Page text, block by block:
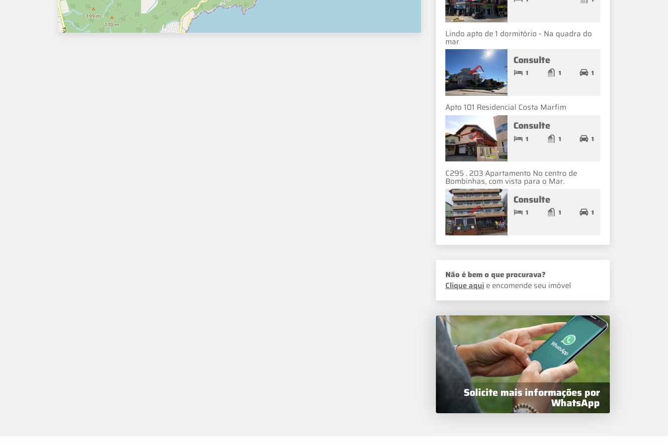
Lindo apto de 1 dormitório - Na quadra do
mar
Consulte
1 1 1
Apto 101 Residencial Costa Marfim
Consulte
1 1 1
C295 . 203 Apartamento No centro de
Bombinhas, com vista para o Mar.
Consulte
1 1 1
Não é bem o que procurava?
Clique aqui e encomende seu imóvel
Solicite mais informações por
WhatsApp